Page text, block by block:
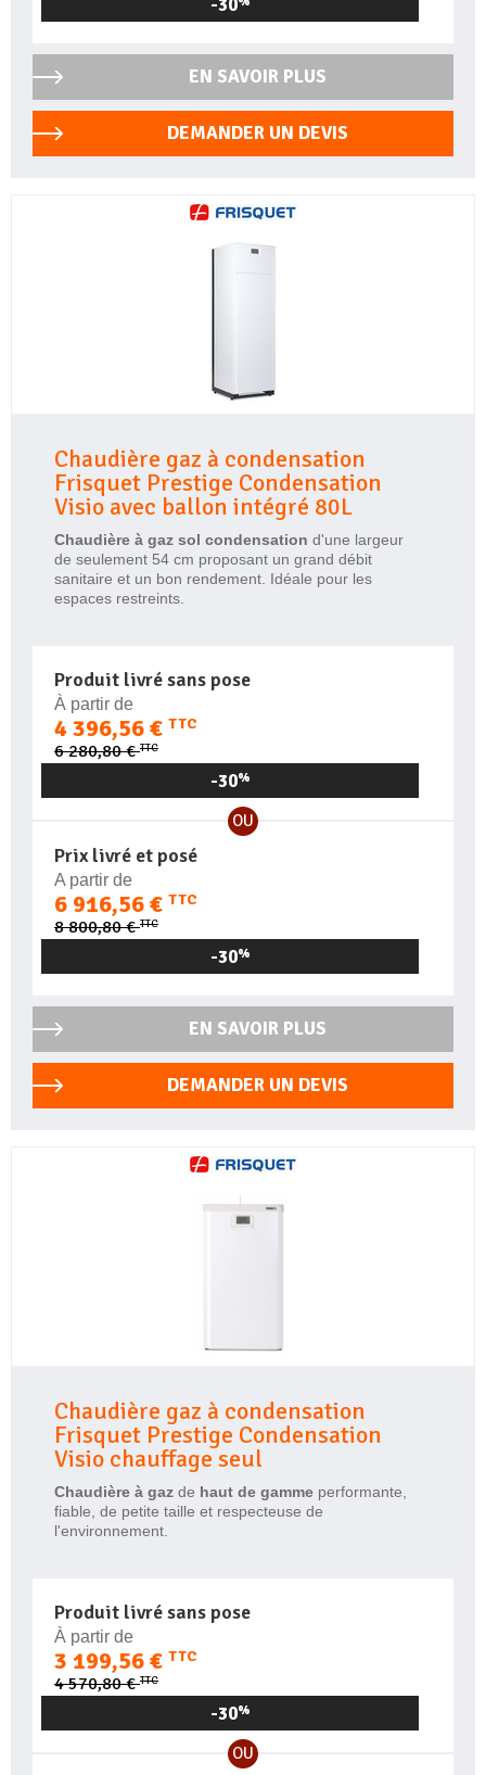
-30
EN SAVOIR PLUS
DEMANDER UN DEVIS
Chaudière gaz à condensation
Frisquet Prestige Condensation
Visio avec ballon intégré 80L
Chaudière à gaz sol condensation d'une largeur
de seulement 54 cm proposant un grand débit
sanitaire et un bon rendement. Idéale pour les
espaces restreints.
Produit livré sans pose
À partir de
4 396,56 € TTC
6 280,80 €TTC
-30%
OU
Prix livré et posé
A partir de
6 916,56 € TTC
8 800,80 €TTC
-30%
EN SAVOIR PLUS
DEMANDER UN DEVIS
Chaudière gaz à condensation
Frisquet Prestige Condensation
Visio chauffage seul
Chaudière à gaz de haut de gamme performante,
fiable, de petite taille et respecteuse de
l'environnement.
Produit livré sans pose
À partir de
3 199,56 € TTC
4 570,80 €TTC
-30%
OU